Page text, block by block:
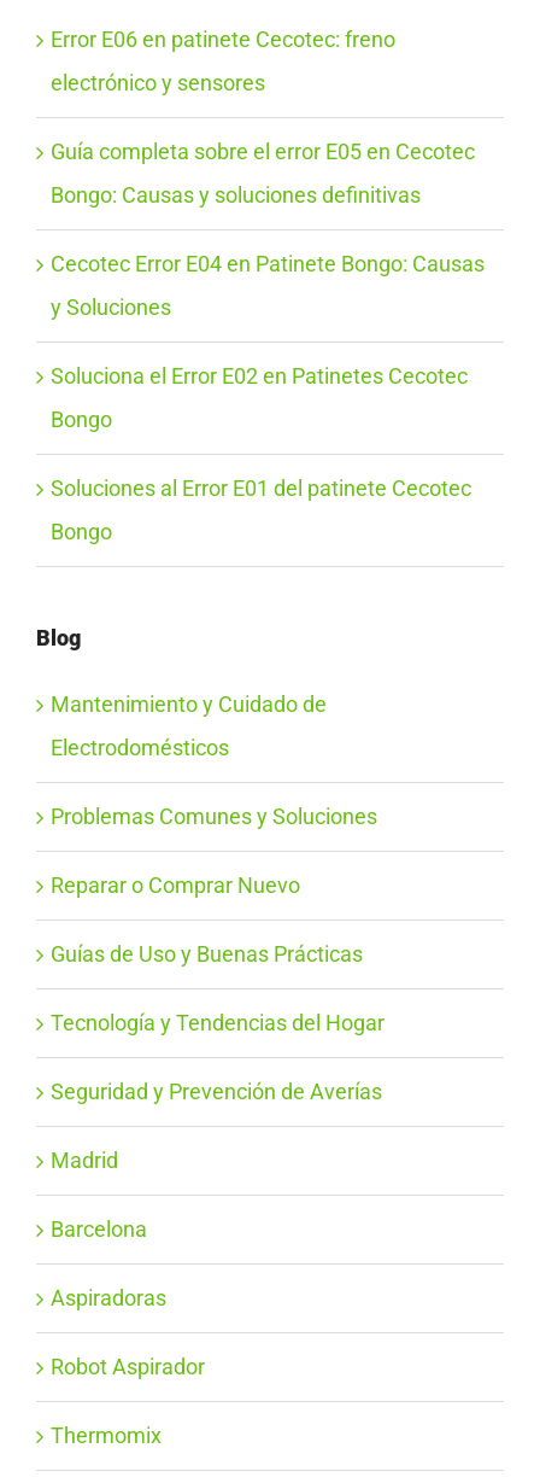
Error E06 en patinete Cecotec: freno
electrónico y sensores
Guía completa sobre el error E05 en Cecotec
Bongo: Causas y soluciones definitivas
Cecotec Error E04 en Patinete Bongo: Causas
y Soluciones
Soluciona el Error E02 en Patinetes Cecotec
Bongo
Soluciones al Error E01 del patinete Cecotec
Bongo
Blog
Mantenimiento y Cuidado de
Electrodomésticos
Problemas Comunes y Soluciones
Reparar o Comprar Nuevo
Guías de Uso y Buenas Prácticas
Tecnología y Tendencias del Hogar
Seguridad y Prevención de Averías
Madrid
Barcelona
Aspiradoras
Robot Aspirador
Thermomix